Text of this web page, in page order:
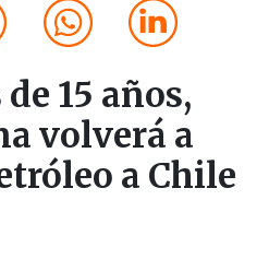
15 años,
volverá a
a Chile